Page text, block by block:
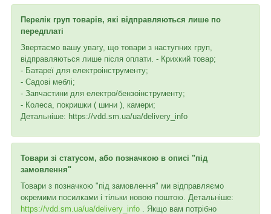
Перелік груп товарів, які відправляються лише по
передплаті
Звертаємо вашу увагу, що товари з наступних груп,
відправляються лише після оплати. - Крихкий товар;
- Батареї для електроінструменту;
- Садові меблі;
- Запчастини для електро/бензоінструменту;
- Колеса, покришки ( шини ), камери;
Детальніше: https://vdd.sm.ua/ua/delivery_info
Товари зі статусом, або позначкою в описі "під
замовлення"
Товари з позначкою "під замовлення" ми відправляємо
окремими посилками і тільки новою поштою. Детальніше:
https://vdd.sm.ua/ua/delivery_info . Якщо вам потрібно